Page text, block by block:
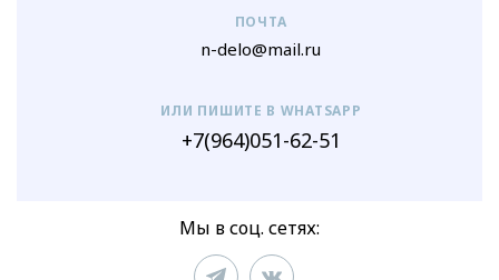
ПОЧТА
n-delo@mail.ru
ИЛИ ПИШИТЕ В WHATSAPP
+7(964)051-62-51
Мы в соц. сетях: